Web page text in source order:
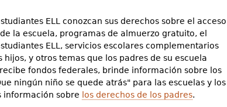
ELL conozcan sus derechos sobre el acceso
la escuela, programas de almuerzo gratuito, el
ELL, servicios escolares complementarios
y otros temas que los padres de su escuela
fondos federales, brinde información sobre los
ningún niño se quede atrás" para las escuelas y los
información sobre los derechos de los padres.